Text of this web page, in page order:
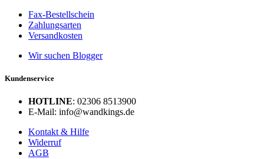
Fax-Bestellschein
Zahlungsarten
Versandkosten
Wir suchen Blogger
Kundenservice
HOTLINE: 02306 8513900
E-Mail: info@wandkings.de
Kontakt & Hilfe
Widerruf
AGB